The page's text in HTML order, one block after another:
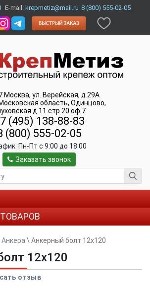
E-mail: krepmetiz@mail.ru 8 (800) 555-02-05
Москва, ул. Верейская, д.29А
область, Одинцово,
д.11 стр.20 оф.7
(495) 138-88-83
(800) 555-02-05
Пн-Пт c 9:00 до 18:00
Заказать звонок
Анкера \ Анкерный болт 12x120
12x120
отзыв